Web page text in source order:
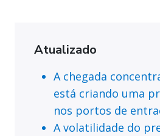
Atualizado
A chegada
está criando uma
nos portos de
A volatilidade do